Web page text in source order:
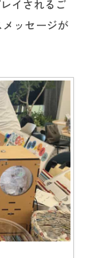
イされるご
ッセージが